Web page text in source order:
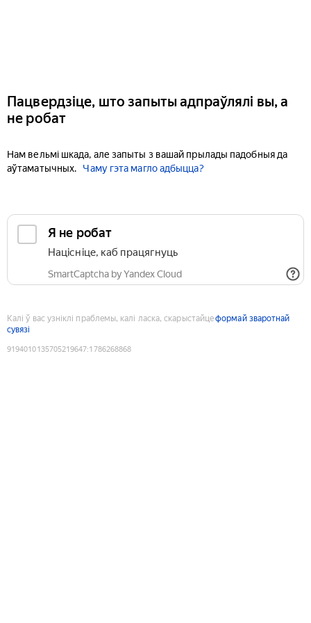
Пацвердзіце, што запыты адпраўлялі вы, а
не робат
Нам вельмі шкада, але запыты з вашай прылады падобныя да
аўтаматычных.
Чаму гэта магло адбыцца?
Я не робат
Націсніце, каб працягнуць
SmartCaptcha by Yandex Cloud
Калі ў вас узніклі праблемы, калі ласка, скарыстайцеформай зваротнай
сувязі
9194010135705219647:1786268868